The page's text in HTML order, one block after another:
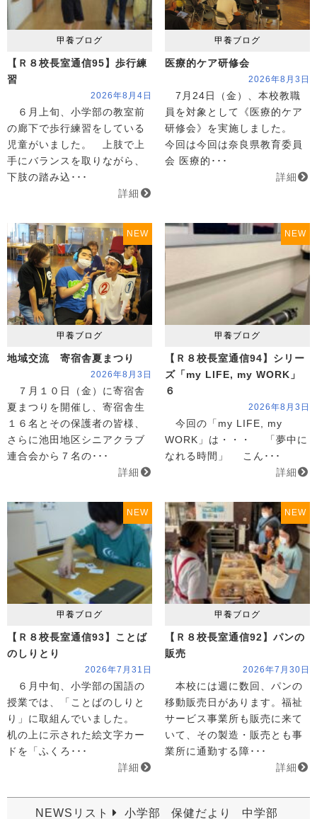
甲養ブログ
【Ｒ８校長室通信95】歩行練
習
2026年8月4日
６月上旬、小学部の教室前
の廊下で歩行練習をしている
児童がいました。 上肢で上
手にバランスを取りながら、
下肢の踏み込･･･
詳細
甲養ブログ
医療的ケア研修会
2026年8月3日
7月24日（金）、本校教職
員を対象として《医療的ケア
研修会》を実施しました。
今回は今回は奈良県教育委員
会 医療的･･･
詳細
NEW
甲養ブログ
地域交流 寄宿舎夏まつり
2026年8月3日
７月１０日（金）に寄宿舎
夏まつりを開催し、寄宿舎生
１６名とその保護者の皆様、
さらに池田地区シニアクラブ
連合会から７名の･･･
詳細
NEW
甲養ブログ
【Ｒ８校長室通信94】シリー
ズ「my LIFE, my WORK」
６
2026年8月3日
今回の「my LIFE, my
WORK」は・・・ 「夢中に
なれる時間」 こん･･･
詳細
NEW
甲養ブログ
【Ｒ８校長室通信93】ことば
のしりとり
2026年7月31日
６月中旬、小学部の国語の
授業では、「ことばのしりと
り」に取組んでいました。
机の上に示された絵文字カー
ドを「ふくろ･･･
詳細
NEW
甲養ブログ
【Ｒ８校長室通信92】パンの
販売
2026年7月30日
本校には週に数回、パンの
移動販売日があります。福祉
サービス事業所も販売に来て
いて、その製造・販売とも事
業所に通勤する障･･･
詳細
NEWSリスト 小学部 保健だより 中学部